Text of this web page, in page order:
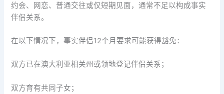
约会、网恋、普通交往或仅短期见面，通常不足以构成事实
伴侣关系。
在以下情况下，事实伴侣12个月要求可能获得豁免：
双方已在澳大利亚相关州或领地登记伴侣关系；
双方育有共同子女；